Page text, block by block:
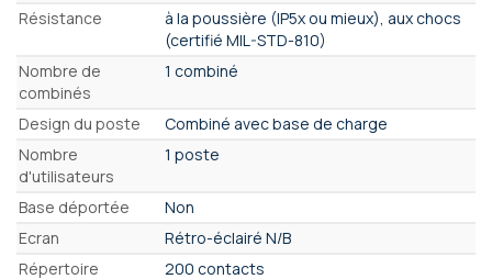
Résistance
à la poussière (IP5x ou mieux), aux chocs
(certifié MIL-STD-810)
Nombre de
combinés
1 combiné
Design du poste
Combiné avec base de charge
Nombre
d'utilisateurs
1 poste
Base déportée
Non
Ecran
Rétro-éclairé N/B
Répertoire
200 contacts